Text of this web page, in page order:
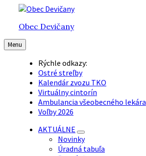
Preskočiť
obsah
Preskočiť
hlavnú
navigáciu
Preskočiť
pätičkuObec Devičany
Menu
Rýchle odkazy:
Ostré streľby
Kalendár zvozu TKO
Virtuálny cintorín
Ambulancia všeobecného lekára
Voľby 2026
AKTUÁLNE
Novinky
Úradná tabuľa